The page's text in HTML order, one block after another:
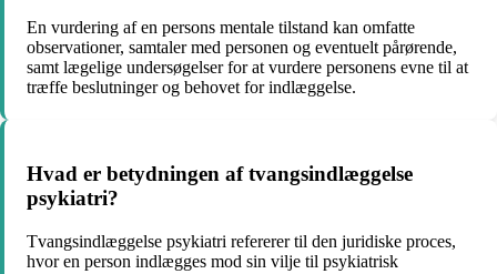
En vurdering af en persons mentale tilstand kan omfatte
observationer, samtaler med personen og eventuelt pårørende,
samt lægelige undersøgelser for at vurdere personens evne til at
træffe beslutninger og behovet for indlæggelse.
Hvad er betydningen af tvangsindlæggelse
psykiatri?
Tvangsindlæggelse psykiatri refererer til den juridiske proces,
hvor en person indlægges mod sin vilje til psykiatrisk